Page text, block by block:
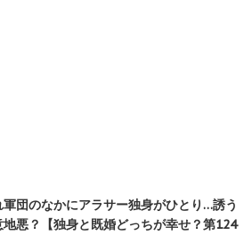
軍団のなかにアラサー独身がひとり…誘う
地悪？【独身と既婚どっちが幸せ？第124